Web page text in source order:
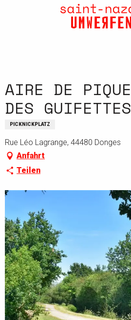
AIRE DE
DES GUIFETTES
PICKNICKPLATZ
Rue Léo Lagrange, 44480 Donges
Anfahrt
Teilen